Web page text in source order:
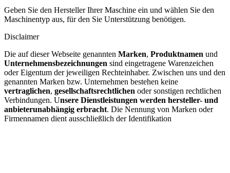
Geben Sie den Hersteller Ihrer Maschine ein und wählen Sie den
Maschinentyp aus, für den Sie Unterstützung benötigen.
Disclaimer
Die auf dieser Webseite genannten Marken, Produktnamen und
Unternehmensbezeichnungen sind eingetragene Warenzeichen
oder Eigentum der jeweiligen Rechteinhaber. Zwischen uns und den
genannten Marken bzw. Unternehmen bestehen keine
vertraglichen, gesellschaftsrechtlichen oder sonstigen rechtlichen
Verbindungen. Unsere Dienstleistungen werden hersteller- und
anbieterunabhängig erbracht. Die Nennung von Marken oder
Firmennamen dient ausschließlich der Identifikation